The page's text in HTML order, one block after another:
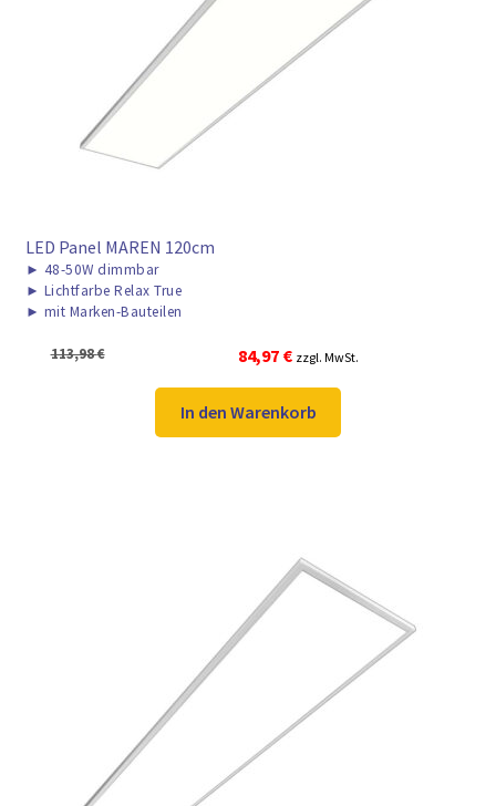
LED Panel MAREN 120cm
► 48-50W dimmbar
► Lichtfarbe Relax True
► mit Marken-Bauteilen
113,98€
Ursprünglicher
Preis
war:
113,98 €
84,97 €Aktueller
Preis
ist:
84,97 €.
zzgl. MwSt.
In den Warenkorb